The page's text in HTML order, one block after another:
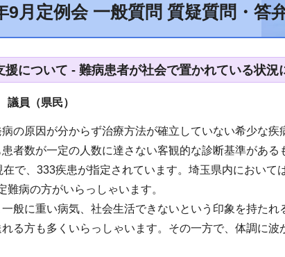
9月定例会 一般質問 質疑質問・答
援について - 難病患者が社会で置かれている状況
員（県民）
の原因が分からず治療方法が確立していない希少な
者数が一定の人数に達さない客観的な診断基準があ
在で、333疾患が指定されています。埼玉県内におい
難病の方がいらっしゃいます。
般に重い病気、社会生活できないという印象を持た
れる方も多くいらっしゃいます。その一方で、体調に